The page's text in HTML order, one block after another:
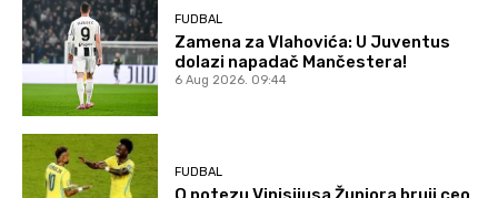
FUDBAL
Zamena za Vlahovića: U Juventus
dolazi napadač Mančestera!
6 Aug 2026. 09:44
FUDBAL